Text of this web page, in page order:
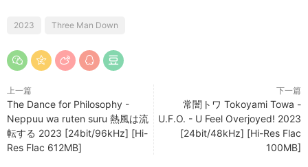
2023 Three Man Down
上一篇
The Dance for Philosophy -
Neppuu wa ruten suru 熱風は流
転する 2023 [24bit/96kHz] [Hi-
Res Flac 612MB]
下一篇
常闇トワ Tokoyami Towa -
U.F.O. - U Feel Overjoyed! 2023
[24bit/48kHz] [Hi-Res Flac
100MB]